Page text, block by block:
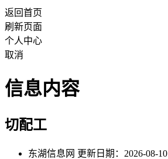
返回首页
刷新页面
个人中心
取消
信息内容
切配工
东湖信息网 更新日期：2026-08-10